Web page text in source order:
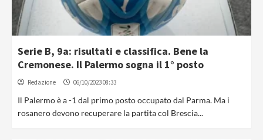
Serie B, 9a: risultati e classifica. Bene la
Cremonese. Il Palermo sogna il 1° posto
Redazione 06/10/2023 08:33
Il Palermo è a -1 dal primo posto occupato dal Parma. Ma i
rosanero devono recuperare la partita col Brescia...